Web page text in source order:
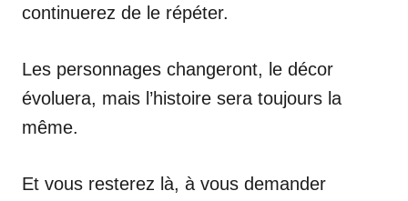
continuerez de le répéter.
Les personnages changeront, le décor
évoluera, mais l’histoire sera toujours la
même.
Et vous resterez là, à vous demander